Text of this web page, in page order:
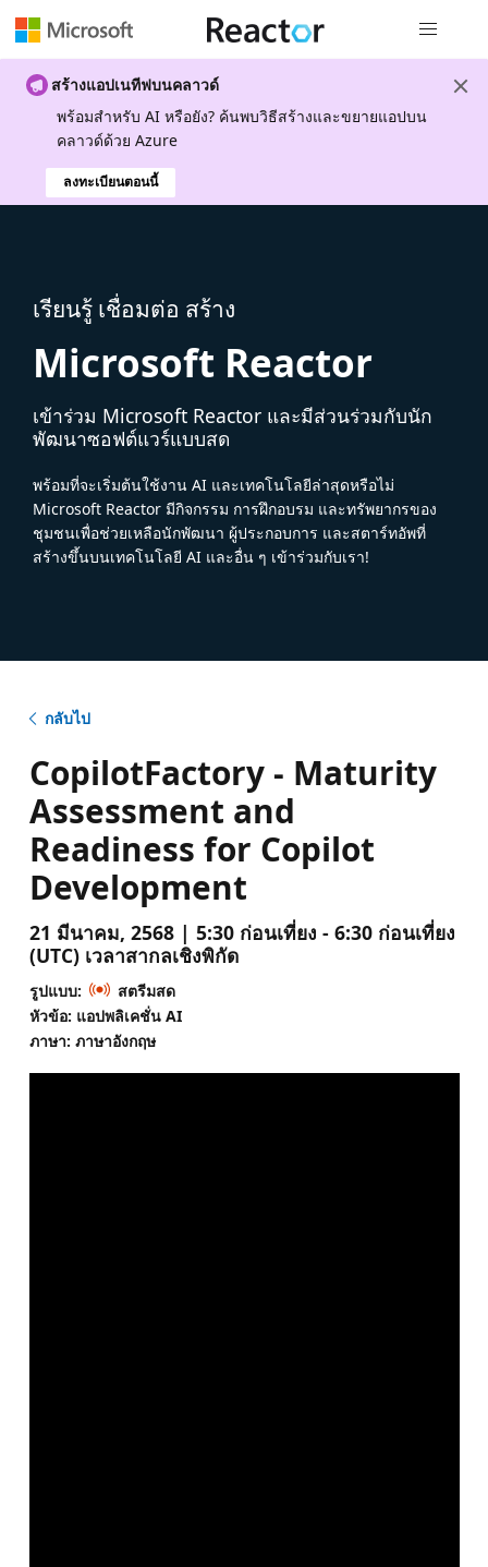
สร้างแอปเนทีฟบนคลาวด์
พร้อมสําหรับ AI หรือยัง? ค้นพบวิธีสร้างและขยายแอปบน
คลาวด์ด้วย Azure
ลงทะเบียนตอนนี้
เรียนรู้ เชื่อมต่อ สร้าง
Microsoft Reactor
เข้าร่วม Microsoft Reactor และมีส่วนร่วมกับนัก
พัฒนาซอฟต์แวร์แบบสด
พร้อมที่จะเริ่มต้นใช้งาน AI และเทคโนโลยีล่าสุดหรือไม่
Microsoft Reactor มีกิจกรรม การฝึกอบรม และทรัพยากรของ
ชุมชนเพื่อช่วยเหลือนักพัฒนา ผู้ประกอบการ และสตาร์ทอัพที่
สร้างขึ้นบนเทคโนโลยี AI และอื่น ๆ เข้าร่วมกับเรา!
กลับไป
CopilotFactory - Maturity
Assessment and
Readiness for Copilot
Development
21 มีนาคม, 2568 | 5:30 ก่อนเที่ยง - 6:30 ก่อนเที่ยง
(UTC) เวลาสากลเชิงพิกัด
รูปแบบ:
สตรีมสด
หัวข้อ: แอปพลิเคชั่น AI
ภาษา: ภาษาอังกฤษ